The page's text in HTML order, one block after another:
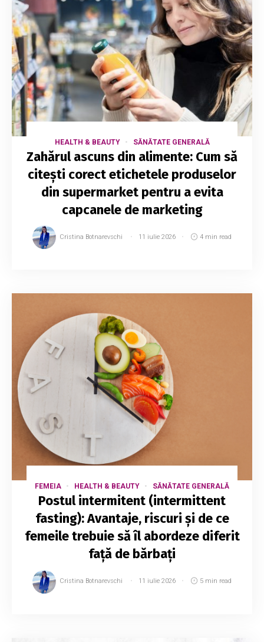
HEALTH & BEAUTY SĂNĂTATE GENERALĂ
Zahărul ascuns din alimente: Cum să
citești corect etichetele produselor
din supermarket pentru a evita
capcanele de marketing
Cristina Botnarevschi 11 iulie 2026 4 min read
FEMEIA HEALTH & BEAUTY SĂNĂTATE GENERALĂ
Postul intermitent (intermittent
fasting): Avantaje, riscuri și de ce
femeile trebuie să îl abordeze diferit
față de bărbați
Cristina Botnarevschi 11 iulie 2026 5 min read